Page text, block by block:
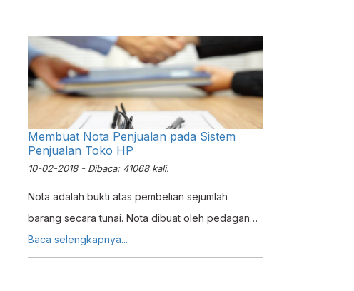
Membuat Nota Penjualan pada Sistem
Penjualan Toko HP
10-02-2018 - Dibaca: 41068 kali.
Nota adalah bukti atas pembelian sejumlah
barang secara tunai. Nota dibuat oleh pedagang
dan diberikan kepada pembeli. Biasanya nota
dibuat rangkap dua, satu lembar untuk pembeli
Baca selengkapnya...